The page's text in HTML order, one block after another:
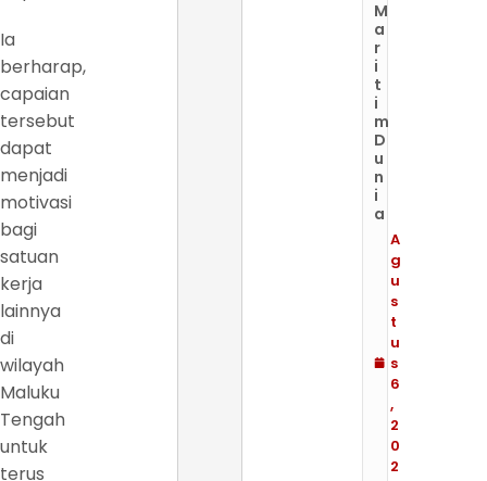
Ia
berharap,
capaian
tersebut
dapat
menjadi
motivasi
bagi
satuan
kerja
lainnya
di
wilayah
Maluku
Tengah
untuk
terus
M
a
r
i
t
i
m
D
u
n
i
a
A
g
u
s
t
u
s
6
,
2
0
2